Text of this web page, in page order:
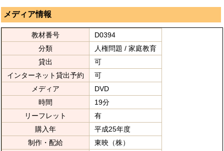
メディア情報
教材番号
D0394
分類
人権問題 / 家庭教育
貸出
可
インターネット貸出予約
可
メディア
DVD
時間
19分
リーフレット
有
購入年
平成25年度
制作・配給
東映（株）